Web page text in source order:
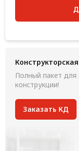
Полный пакет для
конструкции!
Заказать КД